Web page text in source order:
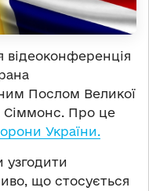
відеоконференція
Послом Великої
Сіммонс. Про це
України.
узгодити
що стосується